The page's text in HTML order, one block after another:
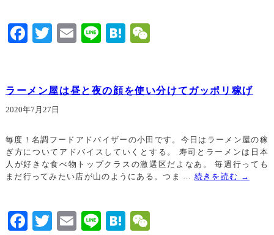
Facebook
TwitterEmailLineHatena
ラーメン屋は昼と夜の顔を使い分けてガッポリ稼げ
2020年7月27日
毎度！名調フードアドバイザーの小田です。今日はラーメン屋の稼
ぎ方についてアドバイスしていくとする。 寿司とラーメンは日本
人が好きな食べ物トップクラスの激選区だよなあ。 毎週行っても
まだ行ってみたい店が山のようにある。つま … 続きを読む →
Facebook
TwitterEmailLineHatena